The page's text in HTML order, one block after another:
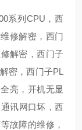
系列CPU，西
修解密，西门
解密，西门子
密，西门子PL
亮，开机无显
讯网口坏，西
故障的维修，